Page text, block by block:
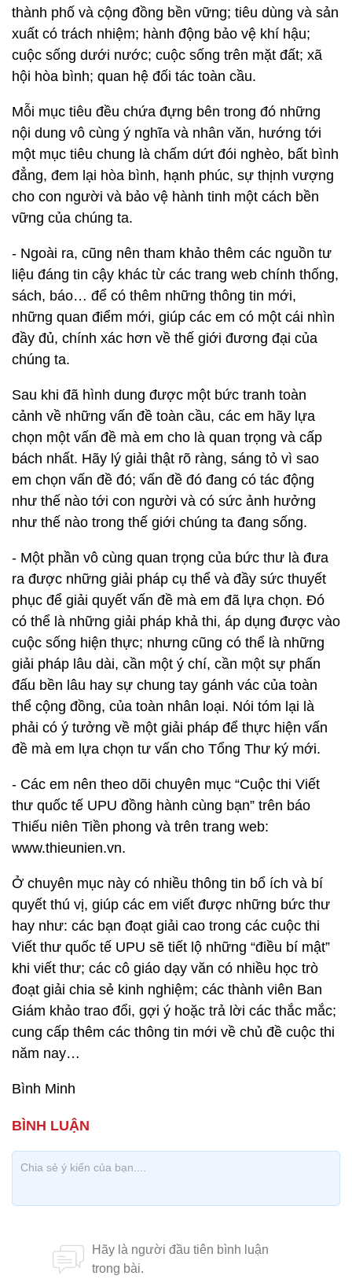
thành phố và cộng đồng bền vững; tiêu dùng và sản
xuất có trách nhiệm; hành động bảo vệ khí hậu;
cuộc sống dưới nước; cuộc sống trên mặt đất; xã
hội hòa bình; quan hệ đối tác toàn cầu.
Mỗi mục tiêu đều chứa đựng bên trong đó những
nội dung vô cùng ý nghĩa và nhân văn, hướng tới
một mục tiêu chung là chấm dứt đói nghèo, bất bình
đẳng, đem lại hòa bình, hạnh phúc, sự thịnh vượng
cho con người và bảo vệ hành tinh một cách bền
vững của chúng ta.
- Ngoài ra, cũng nên tham khảo thêm các nguồn tư
liệu đáng tin cậy khác từ các trang web chính thống,
sách, báo… để có thêm những thông tin mới,
những quan điểm mới, giúp các em có một cái nhìn
đầy đủ, chính xác hơn về thế giới đương đại của
chúng ta.
Sau khi đã hình dung được một bức tranh toàn
cảnh về những vấn đề toàn cầu, các em hãy lựa
chọn một vấn đề mà em cho là quan trọng và cấp
bách nhất. Hãy lý giải thật rõ ràng, sáng tỏ vì sao
em chọn vấn đề đó; vấn đề đó đang có tác động
như thế nào tới con người và có sức ảnh hưởng
như thế nào trong thế giới chúng ta đang sống.
- Một phần vô cùng quan trọng của bức thư là đưa
ra được những giải pháp cụ thể và đầy sức thuyết
phục để giải quyết vấn đề mà em đã lựa chọn. Đó
có thể là những giải pháp khả thi, áp dụng được vào
cuộc sống hiện thực; nhưng cũng có thể là những
giải pháp lâu dài, cần một ý chí, cần một sự phấn
đấu bền lâu hay sự chung tay gánh vác của toàn
thể cộng đồng, của toàn nhân loại. Nói tóm lại là
phải có ý tưởng về một giải pháp để thực hiện vấn
đề mà em lựa chọn tư vấn cho Tổng Thư ký mới.
- Các em nên theo dõi chuyên mục “Cuộc thi Viết
thư quốc tế UPU đồng hành cùng bạn” trên báo
Thiếu niên Tiền phong và trên trang web:
www.thieunien.vn.
Ở chuyên mục này có nhiều thông tin bổ ích và bí
quyết thú vị, giúp các em viết được những bức thư
hay như: các bạn đoạt giải cao trong các cuộc thi
Viết thư quốc tế UPU sẽ tiết lộ những “điều bí mật”
khi viết thư; các cô giáo dạy văn có nhiều học trò
đoạt giải chia sẻ kinh nghiệm; các thành viên Ban
Giám khảo trao đổi, gợi ý hoặc trả lời các thắc mắc;
cung cấp thêm các thông tin mới về chủ đề cuộc thi
năm nay…
Bình Minh